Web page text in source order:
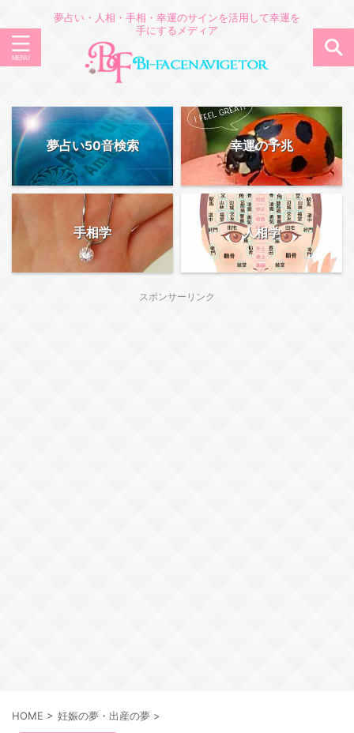
夢占い・人相・手相・幸運のサインを活用して幸運を
手にするメディア
夢占い50音検索 幸運の予兆
手相学 人相学
スポンサーリンク
HOME > 妊娠の夢・出産の夢 >